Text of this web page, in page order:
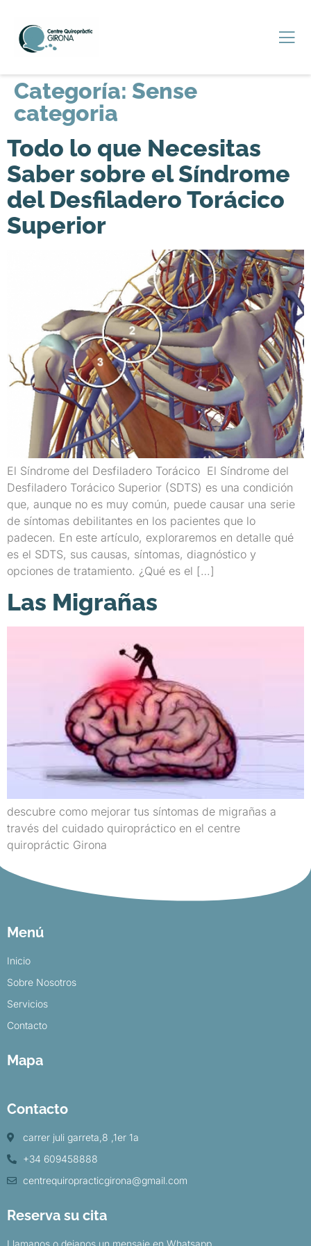
Categoría: Sense
categoria
Todo lo que Necesitas
Saber sobre el Síndrome
del Desfiladero Torácico
Superior
El Síndrome del Desfiladero Torácico El Síndrome del
Desfiladero Torácico Superior (SDTS) es una condición
que, aunque no es muy común, puede causar una serie
de síntomas debilitantes en los pacientes que lo
padecen. En este artículo, exploraremos en detalle qué
es el SDTS, sus causas, síntomas, diagnóstico y
opciones de tratamiento. ¿Qué es el […]
Las Migrañas
descubre como mejorar tus síntomas de migrañas a
través del cuidado quiropráctico en el centre
quiropráctic Girona
Menú
Inicio
Sobre Nosotros
Servicios
Contacto
Mapa
Contacto
carrer juli garreta,8 ,1er 1a
+34 609458888
centrequiropracticgirona@gmail.com
Reserva su cita
Llamanos o dejanos un mensaje en Whatsapp